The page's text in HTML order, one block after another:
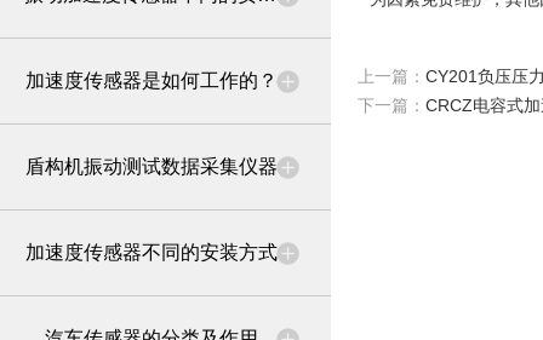
加速度传感器是如何工作的？
盾构机振动测试数据采集仪器
加速度传感器不同的安装方式
上一篇： CY201负压压
下一篇： CRCZ电容式